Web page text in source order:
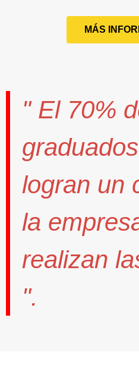
MÁS
" El 70%
logran un
la
realizan
".